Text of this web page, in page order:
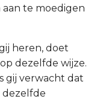
te moedigen
heren, doet
dezelfde wijze.
gij verwacht dat
dezelfde